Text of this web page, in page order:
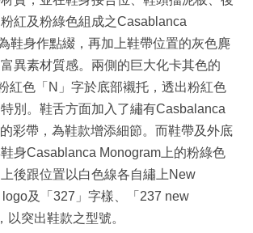
紅及粉綠色組成之Casablanca
鞋身作點綴，再加上鞋帶位置的灰色麂
異素材質感。兩側的巨大化卡其色的
紅色「N」字於底部襯托，透出粉紅色
別。鞋舌方面加入了繡有Casbalanca
彩帶，為鞋款增添細節。而鞋帶及外底
身Casablanca Monogram上的粉綠色
後跟位置以白色線各自繡上New
及「327」字樣、「237 new
以突出鞋款之型號。